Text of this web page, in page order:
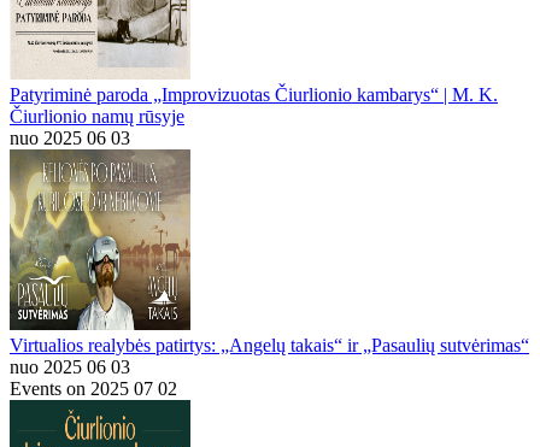
Patyriminė paroda „Improvizuotas Čiurlionio kambarys“ | M. K.
Čiurlionio namų rūsyje
nuo 2025 06 03
Virtualios realybės patirtys: „Angelų takais“ ir „Pasaulių sutvėrimas“
nuo 2025 06 03
Events on 2025 07 02